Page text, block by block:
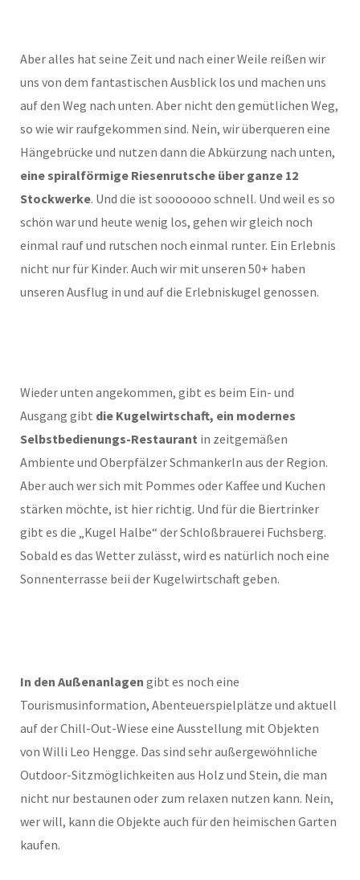
Aber alles hat seine Zeit und nach einer Weile reißen wir
uns von dem fantastischen Ausblick los und machen uns
auf den Weg nach unten. Aber nicht den gemütlichen Weg,
so wie wir raufgekommen sind. Nein, wir überqueren eine
Hängebrücke und nutzen dann die Abkürzung nach unten,
eine spiralförmige Riesenrutsche über ganze 12
Stockwerke. Und die ist sooooooo schnell. Und weil es so
schön war und heute wenig los, gehen wir gleich noch
einmal rauf und rutschen noch einmal runter. Ein Erlebnis
nicht nur für Kinder. Auch wir mit unseren 50+ haben
unseren Ausflug in und auf die Erlebniskugel genossen.
Wieder unten angekommen, gibt es beim Ein- und
Ausgang gibt die Kugelwirtschaft, ein modernes
Selbstbedienungs-Restaurant in zeitgemäßen
Ambiente und Oberpfälzer Schmankerln aus der Region.
Aber auch wer sich mit Pommes oder Kaffee und Kuchen
stärken möchte, ist hier richtig. Und für die Biertrinker
gibt es die „Kugel Halbe“ der Schloßbrauerei Fuchsberg.
Sobald es das Wetter zulässt, wird es natürlich noch eine
Sonnenterrasse beii der Kugelwirtschaft geben.
In den Außenanlagen gibt es noch eine
Tourismusinformation, Abenteuerspielplätze und aktuell
auf der Chill-Out-Wiese eine Ausstellung mit Objekten
von Willi Leo Hengge. Das sind sehr außergewöhnliche
Outdoor-Sitzmöglichkeiten aus Holz und Stein, die man
nicht nur bestaunen oder zum relaxen nutzen kann. Nein,
wer will, kann die Objekte auch für den heimischen Garten
kaufen.